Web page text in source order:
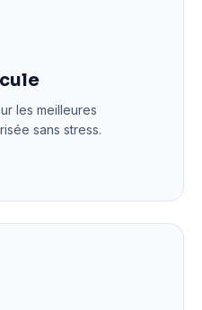
les meilleures
sans stress.